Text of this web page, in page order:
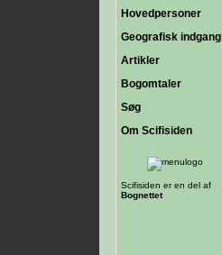
Hovedpersoner
Geografisk indgang
Artikler
Bogomtaler
Søg
Om Scifisiden
Scifisiden er en del af
Bognettet